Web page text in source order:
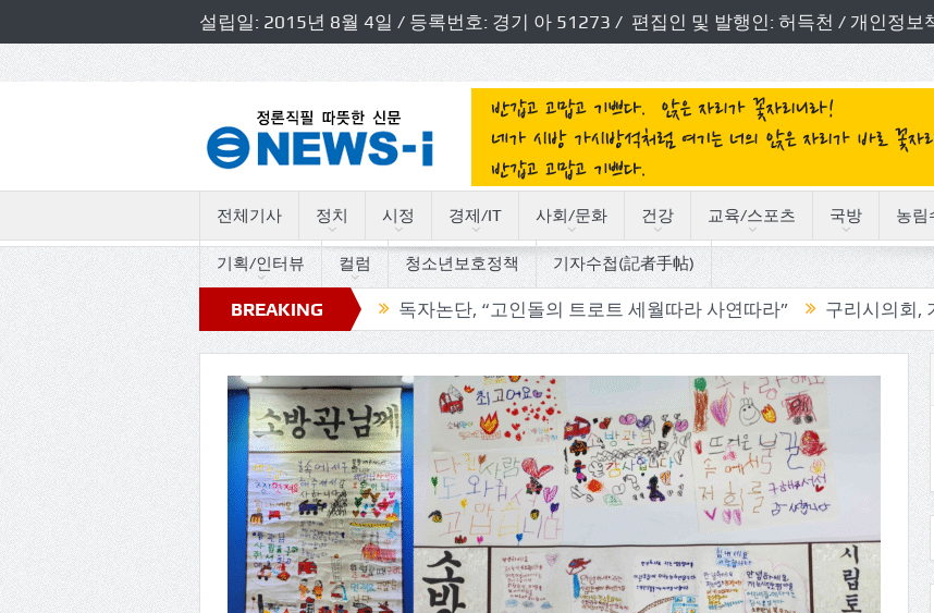
설립일: 2015년 8월 4일 / 등록번호: 경기 아 51273 / 편집인 및 발행인: 허득천 / 개인정보
전체기사 정치 시정 경제/IT 사회/문화 건강 교육/스포츠 국방 농림
기획/인터뷰 컬럼 청소년보호정책 기자수첩(記者手帖)
BREAKING
NEWS
원 초청 소방정책간담회 개최 독자논단, “고인돌의 트로트 세월따라 사연따라” 구리시의회, 기관단체 방